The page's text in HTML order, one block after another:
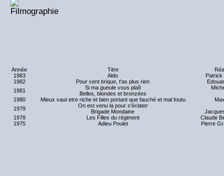
Année Titre
1983
Aldo
Patrick
1982
Pour cent brique, t'as plus rien
1981
Si ma gueule vous plaît
Belles, blondes et bronzées
1980
Mieux vaut etre riche et bien portant que fauché et mal foutu
1979
On est venu la pour s'éclater
Brigade Mondaine
1978
Les Filles du régiment
Claude
1975
Adieu Poulet Pierre